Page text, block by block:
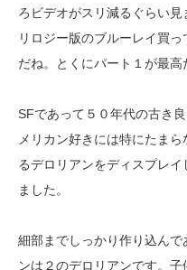
ろビデオがスリ減るぐらい
リロジー版のブルーレイ買
だね。とくにパート１が最高
SFであって５０年代の古き
メリカン好きには特にたま
るデロリアンをディスプレ
ました。
細部までしっかり作り込ん
ンは２のデロリアンです。子